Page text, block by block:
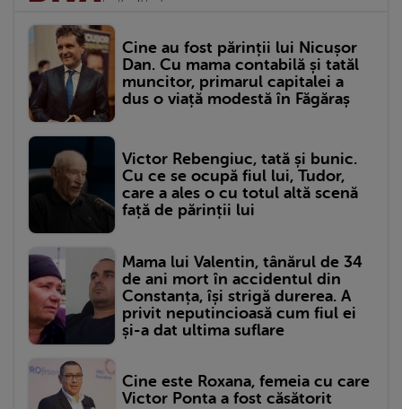
Cine au fost părinții lui Nicușor
Dan. Cu mama contabilă și tatăl
muncitor, primarul capitalei a
dus o viață modestă în Făgăraș
Victor Rebengiuc, tată și bunic.
Cu ce se ocupă fiul lui, Tudor,
care a ales o cu totul altă scenă
față de părinții lui
Mama lui Valentin, tânărul de 34
de ani mort în accidentul din
Constanța, își strigă durerea. A
privit neputincioasă cum fiul ei
și-a dat ultima suflare
Cine este Roxana, femeia cu care
Victor Ponta a fost căsătorit